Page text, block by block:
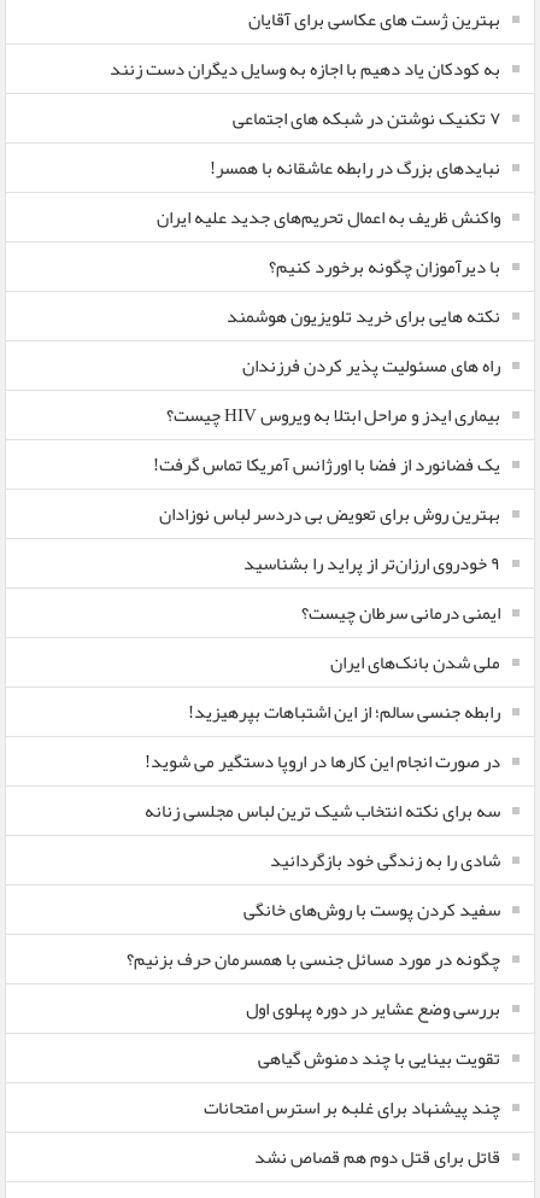
بهترین ژست های عکاسی برای آقایان
به کودکان یاد دهیم با اجازه به وسایل دیگران دست زنند
۷ تکنیک نوشتن در شبکه های اجتماعی
نبایدهای بزرگ در رابطه عاشقانه با همسر!
واکنش ظریف به اعمال تحریم‌های جدید علیه ایران
با دیرآموزان چگونه برخورد کنیم؟
نکته هایی برای خرید تلویزیون هوشمند
راه های مسئولیت پذیر کردن فرزندان
بیماری ایدز و مراحل ابتلا به ویروس HIV چیست؟
یک فضانورد از فضا با اورژانس آمریکا تماس گرفت!
بهترین روش برای تعویض بی دردسر لباس نوزادان
٩ خودروی ارزان‌تر از پراید را بشناسید
ایمنی درمانی سرطان چیست؟
ملی شدن بانک‌های ایران
رابطه جنسی سالم؛ از این اشتباهات بپرهیزید!
در صورت انجام این کارها در اروپا دستگیر می شوید!
سه برای نکته انتخاب شیک ترین لباس مجلسی زنانه
شادی را به زندگی خود بازگردانید
سفید کردن پوست با روش‌های خانگی
چگونه در مورد مسائل جنسی با همسرمان حرف بزنیم؟
بررسی وضع عشایر در دوره پهلوی اول
تقویت بینایی با چند دمنوش گیاهی
چند پیشنهاد برای غلبه بر استرس امتحانات
قاتل برای قتل دوم هم قصاص نشد